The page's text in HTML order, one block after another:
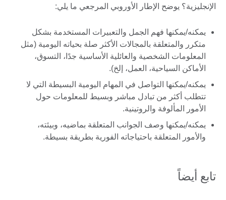
الإنجليزية؟ يوضح الإطار الأوروبي المرجعي ما يلي:
يمكنه/يمكنها فهم الجمل والتعبيرات المستخدمة بشكل
متكرر والمتعلقة بالمجالات الأكثر صلة بحياته اليومية (مثل
المعلومات الشخصية والعائلية الأساسية جدًا، التسوق،
الأماكن السياحية، العمل، إلخ).
يمكنه/يمكنها التواصل في المهام اليومية البسيطة التي لا
تتطلب أكثر من تبادل مباشر وبسيط للمعلومات حول
الأمور المألوفة والروتينية.
يمكنه/يمكنها وصف الجوانب المتعلقة بماضيه، وبيئته،
والأمور المتعلقة باحتياجاته الفورية بطريقة بسيطة.
تابع أيضاً